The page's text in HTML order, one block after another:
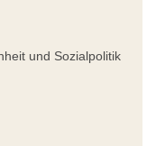
und Sozialpolitik